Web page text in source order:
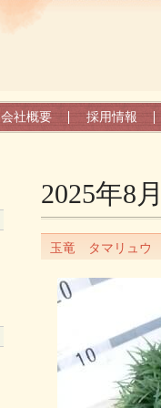
会社概要 採用情報
2025年8
玉竜 タマリュウ